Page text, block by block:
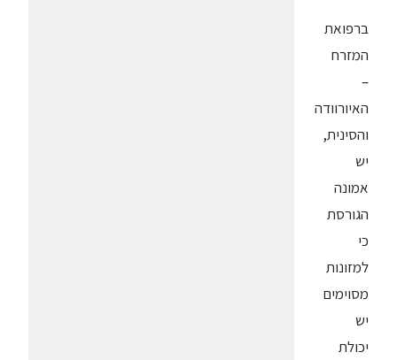
ברפואת
המזרח
–
האיורוודה
והסינית,
יש
אמונה
הגורסת
כי
למזונות
מסוימים
יש
יכולת